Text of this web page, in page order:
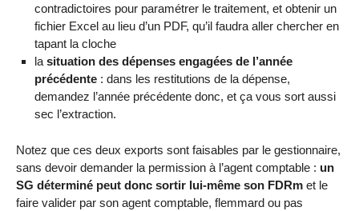
contradictoires pour paramétrer le traitement, et obtenir un
fichier Excel au lieu d’un PDF, qu’il faudra aller chercher en
tapant la cloche
lasituation des dépenses engagées de l’année
précédente: dans les restitutions de la dépense,
demandez l’année précédente donc, et ça vous sort aussi
sec l’extraction.
Notez que ces deux exports sont faisables par le gestionnaire,
sans devoir demander la permission à l’agent comptable : un
SG déterminé peut donc sortir lui-même son FDRm et le
faire valider par son agent comptable, flemmard ou pas